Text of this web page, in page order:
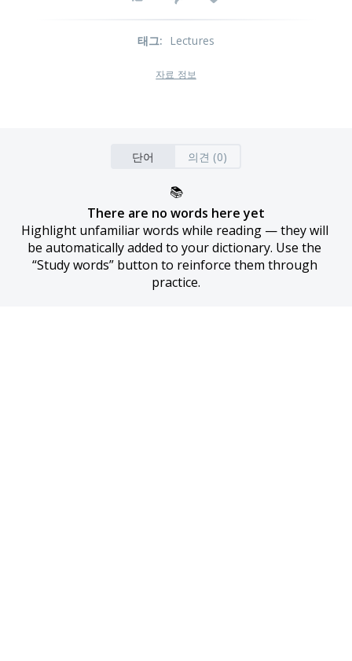
태그: Lectures
자료 정보
단어 의견 (0)
📚
There are no words here yet
Highlight unfamiliar words while reading — they will
be automatically added to your dictionary. Use the
“Study words” button to reinforce them through
practice.